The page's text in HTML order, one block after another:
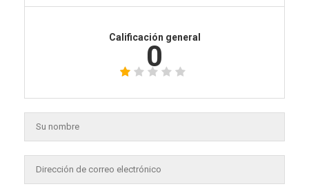
Calificación general
0